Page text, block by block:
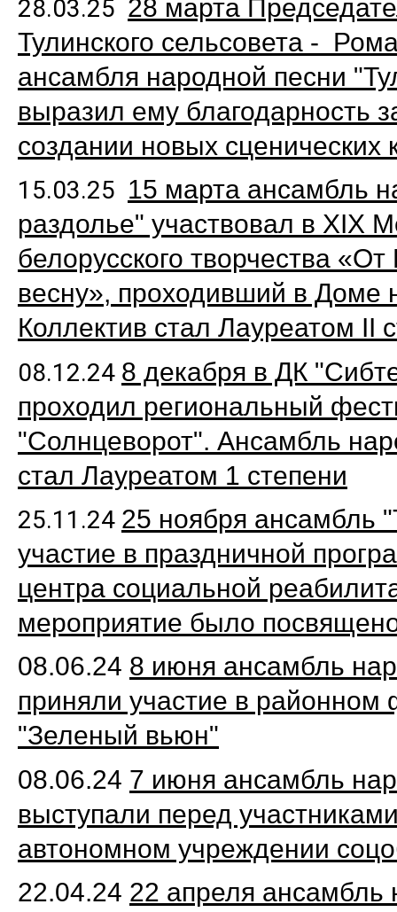
28.03.25 28 марта
Тулинского сельсовета -
ансамбля народной песни
выразил ему благодарность
создании новых сценических
15.03.25 15 марта ансамбль
раздолье" участвовал в XIX
белорусского творчества
весну», проходивший в Доме
Коллектив стал Лауреатом II
08.12.24 8 декабря в ДК
проходил региональный
"Солнцеворот". Ансамбль
стал Лауреатом 1 степени
25.11.24 25 ноября ансамбль
участие в праздничной
центра социальной
мероприятие было
08.06.24 8 июня ансамбль
приняли участие в районном
"Зеленый вьюн"
08.06.24 7 июня ансамбль
выступали перед
автономном учреждении
22.04.24 22 апреля ансамбль